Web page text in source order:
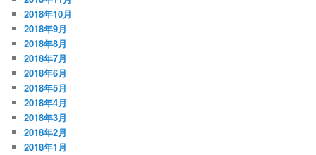
2018年10月
2018年9月
2018年8月
2018年7月
2018年6月
2018年5月
2018年4月
2018年3月
2018年2月
2018年1月